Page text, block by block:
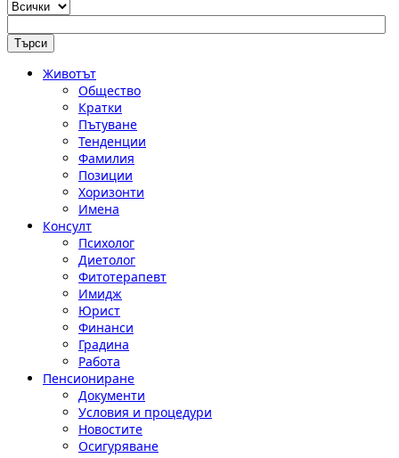
Животът
Общество
Кратки
Пътуване
Тенденции
Фамилия
Позиции
Хоризонти
Имена
Консулт
Психолог
Диетолог
Фитотерапевт
Имидж
Юрист
Финанси
Градина
Работа
Пенсиониране
Документи
Условия и процедури
Новостите
Осигуряване